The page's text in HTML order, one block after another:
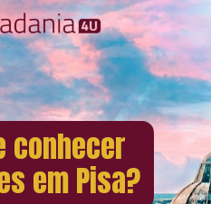
conhecer
em Pisa?